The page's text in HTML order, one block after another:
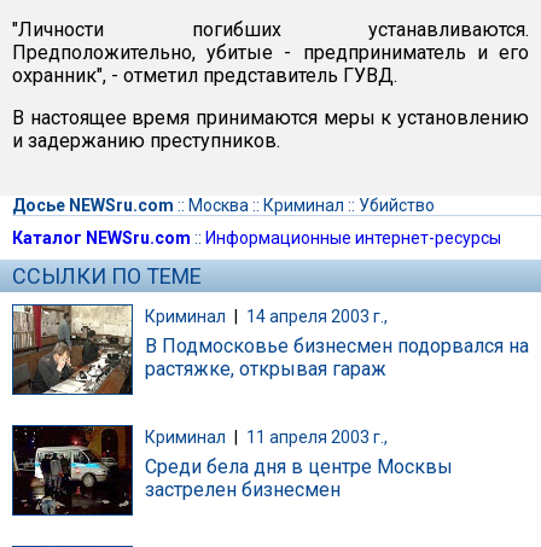
"Личности погибших устанавливаются.
Предположительно, убитые - предприниматель и его
охранник", - отметил представитель ГУВД.
В настоящее время принимаются меры к установлению
и задержанию преступников.
Досье NEWSru.com :: Москва :: Криминал :: Убийство
Каталог NEWSru.com :: Информационные интернет-ресурсы
ССЫЛКИ ПО ТЕМЕ
Криминал | 14 апреля 2003 г.,
В Подмосковье бизнесмен подорвался на
растяжке, открывая гараж
Криминал 11 апреля 2003 г.,
Среди бела дня в центре Москвы
застрелен бизнесмен